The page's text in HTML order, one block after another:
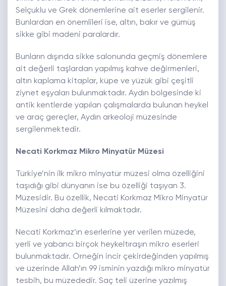
Selçuklu ve Grek dönemlerine ait eserler sergilenir.
Bunlardan en önemlileri ise, altın, bakır ve gümüş
sikke gibi madeni paralardır.
Bunların dışında sikke salonunda geçmiş dönemlere
ait değerli taşlardan yapılmış kahve değirmenleri,
altın kaplama kitaplar, küpe ve yüzük gibi çeşitli
ziynet eşyaları bulunmaktadır. Aydın bölgesinde ki
antik kentlerde yapılan çalışmalarda bulunan heykel
ve araç gereçler, Aydın arkeoloji müzesinde
sergilenmektedir.
Necati Korkmaz Mikro Minyatür Müzesi
Türkiye’nin ilk mikro minyatür müzesi olma özelliğini
taşıdığı gibi dünyanın ise bu özelliği taşıyan 3.
Müzesidir. Bu özellik, Necati Korkmaz Mikro Minyatür
Müzesini daha değerli kılmaktadır.
Necati Korkmaz’ın eserlerine yer verilen müzede,
yerli ve yabancı birçok heykeltıraşın mikro eserleri
bulunmaktadır. Örneğin incir çekirdeğinden yapılmış
ve üzerinde Allah’ın 99 isminin yazdığı mikro minyatür
tesbih, bu müzededir. Saç teli üzerine yazılmış